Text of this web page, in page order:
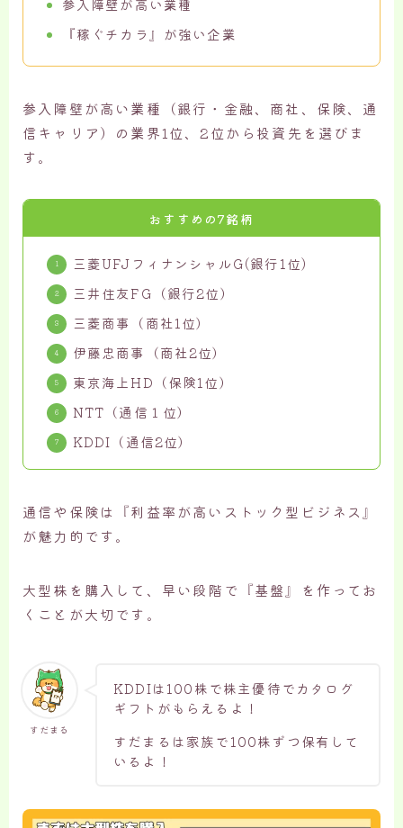
参入障壁が高い業種
『稼ぐチカラ』が強い企業
参入障壁が高い業種（銀行・金融、商社、保険、通
信キャリア）の業界1位、2位から投資先を選びま
す。
おすすめの7銘柄
三菱UFJフィナンシャルG(銀行1位)
三井住友FG（銀行2位）
三菱商事（商社1位）
伊藤忠商事（商社2位）
東京海上HD（保険1位）
NTT（通信１位）
KDDI（通信2位）
通信や保険は『利益率が高いストック型ビジネス』
が魅力的です。
大型株を購入して、早い段階で『基盤』を作ってお
くことが大切です。
すだまる
KDDIは100株で株主優待でカタログ
ギフトがもらえるよ！
すだまるは家族で100株ずつ保有して
いるよ！